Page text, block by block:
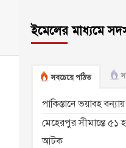
ইমেলের মাধ্যমে
সবচেয়ে পঠিত
পাকিস্তানে ভয়াবহ
মেহেরপুর সীমান্তে ৫১
আটক